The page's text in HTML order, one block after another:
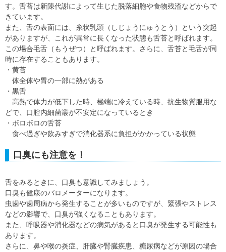
す。舌苔は新陳代謝によって生じた脱落細胞や食物残渣などからで
きています。
また、舌の表面には、糸状乳頭（しじょうにゅうとう）という突起
がありますが、これが異常に長くなった状態も舌苔と呼ばれます。
この場合毛舌（もうぜつ）と呼ばれます。さらに、舌苔と毛舌が同
時に存在することもあります。
・黄苔
体全体や胃の一部に熱がある
・黒舌
高熱で体力が低下した時、極端に冷えている時、抗生物質服用な
どで、口腔内細菌叢が不安定になっているとき
・ボロボロの舌苔
食べ過ぎや飲みすぎで消化器系に負担がかかっている状態
口臭にも注意を！
舌をみるときに、口臭も意識してみましょう。
口臭も健康のバロメーターになります。
虫歯や歯周病から発生することが多いものですが、緊張やストレス
などの影響で、口臭が強くなることもあります。
また、呼吸器や消化器などの病気があると口臭が発生する可能性も
あります。
さらに、鼻や喉の炎症、肝臓や腎臓疾患、糖尿病などが原因の場合